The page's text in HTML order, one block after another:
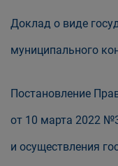
Доклад о виде
муниципального
Постановление
от 10 марта 2022
и осуществления